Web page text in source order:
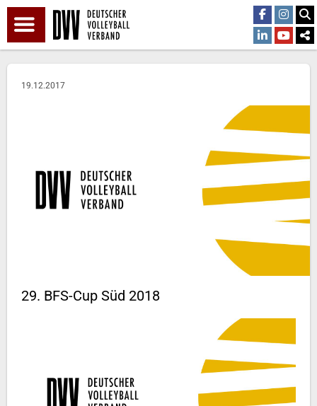
19.12.2017
29. BFS-Cup Süd 2018